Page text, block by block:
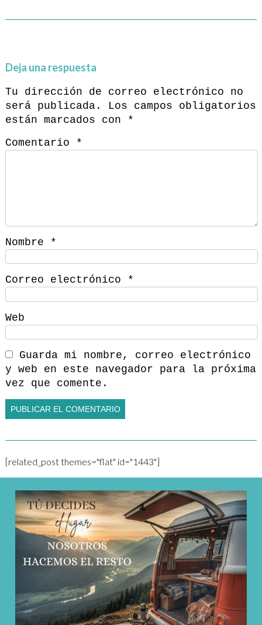
Deja una respuesta
Tu dirección de correo electrónico no
será publicada.
Los campos obligatorios
están marcados con
*
Comentario
*
Nombre *
Correo electrónico *
Web
Guarda mi nombre, correo electrónico
y web en este navegador para la próxima
vez que comente.
[related_post themes="flat" id="1443"]